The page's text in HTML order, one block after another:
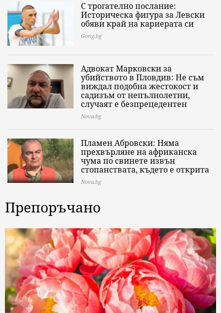
С трогателно послание:
Историческа фигура за Левски
обяви край на кариерата си
Gong.bg
Адвокат Марковски за
убийството в Пловдив: Не съм
виждал подобна жестокост и
садизъм от непълнолетни,
случаят е безпрецедентен
Nova.bg
Пламен Абровски: Няма
прехвърляне на африканска
чума по свинете извън
стопанствата, където е открита
Nova.bg
Препоръчано